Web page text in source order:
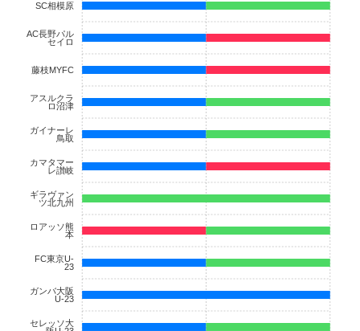
セレッソ大
ガンバ大阪
U-23
FC東京U-
23
ロアッソ熊
本
ギラヴァン
ツ北九州
カマタマー
レ讃岐
ガイナーレ
鳥取
アスルクラ
ロ沼津
藤枝MYFC
AC長野パル
セイロ
SC相模原